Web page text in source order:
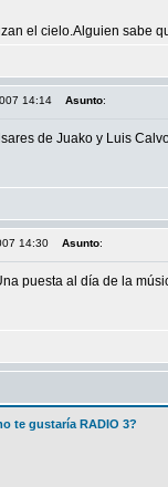
el cielo.Alguien sabe
14:14 Asunto:
de Juako y Luis
14:30 Asunto:
puesta al día de la
te gustaría RADIO 3?